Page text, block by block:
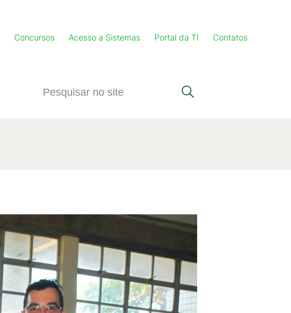
Concursos Acesso a Sistemas Portal da TI Contatos